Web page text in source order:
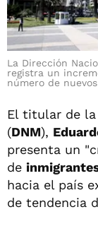
La Dirección
registra un
número de
El titular de la
(DNM),
presenta un
de
hacia el país
de tendencia